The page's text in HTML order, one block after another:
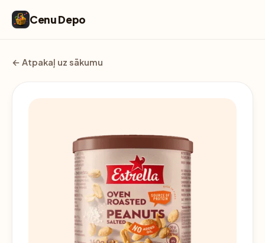
Cenu Depo
← Atpakaļ uz sākumu